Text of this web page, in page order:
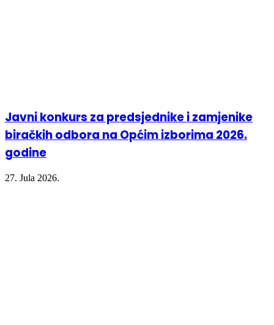
Javni konkurs za predsjednike i zamjenike
biračkih odbora na Općim izborima 2026.
godine
27. Jula 2026.